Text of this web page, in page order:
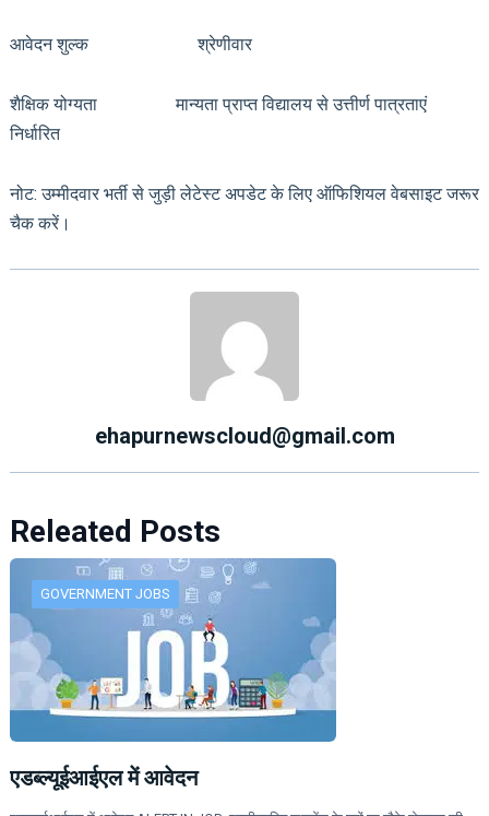
आवेदन शुल्क श्रेणीवार
शैक्षिक योग्यता मान्यता प्राप्त विद्यालय से उत्तीर्ण पात्रताएं
निर्धारित
नोट: उम्मीदवार भर्ती से जुड़ी लेटेस्ट अपडेट के लिए ऑफिशियल वेबसाइट जरूर
चैक करें।
ehapurnewscloud@gmail.com
Releated Posts
GOVERNMENT JOBS
एडब्ल्यूईआईएल में आवेदन